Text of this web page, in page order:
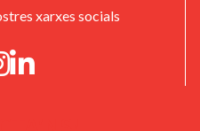
xarxes socials